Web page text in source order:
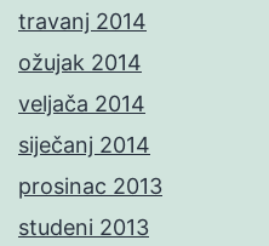
travanj 2014
ožujak 2014
veljača 2014
siječanj 2014
prosinac 2013
studeni 2013